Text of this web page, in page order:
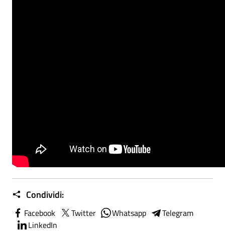
Condividi:
Facebook Twitter Whatsapp
Telegram
LinkedIn